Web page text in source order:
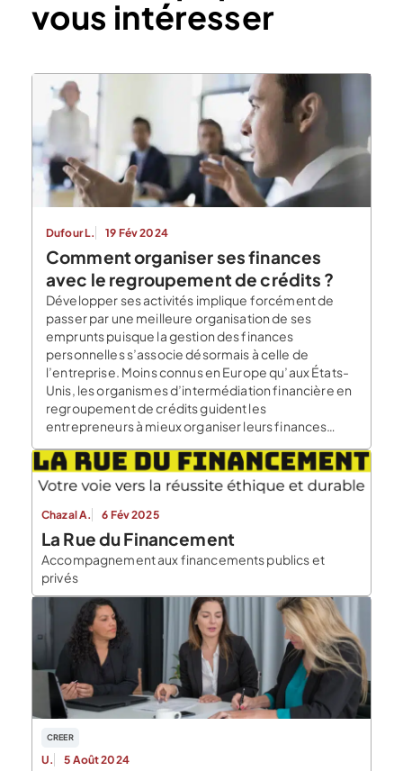
vous intéresser
Dufour L. 19 Fév 2024
Comment organiser ses finances
avec le regroupement de crédits ?
Développer ses activités implique forcément de
passer par une meilleure organisation de ses
emprunts puisque la gestion des finances
personnelles s’associe désormais à celle de
l’entreprise. Moins connus en Europe qu’aux États-
Unis, les organismes d’intermédiation financière en
regroupement de crédits guident les
entrepreneurs à mieux organiser leurs finances
chaque période […]
Chazal A. 6 Fév 2025
La Rue du Financement
Accompagnement aux financements publics et
privés
CREER
U. 5 Août 2024